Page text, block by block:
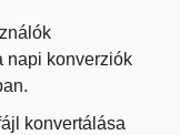
napi konverziók
konvertálása